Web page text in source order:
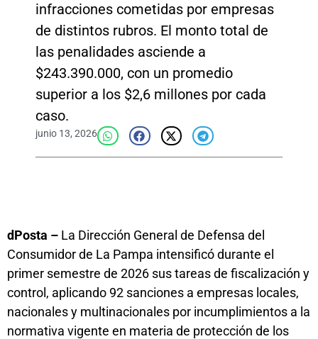
infracciones cometidas por empresas
de distintos rubros. El monto total de
las penalidades asciende a
$243.390.000, con un promedio
superior a los $2,6 millones por cada
caso.
junio 13, 2026
dPosta – La Dirección General de Defensa del
Consumidor de La Pampa intensificó durante el
primer semestre de 2026 sus tareas de fiscalización y
control, aplicando 92 sanciones a empresas locales,
nacionales y multinacionales por incumplimientos a la
normativa vigente en materia de protección de los